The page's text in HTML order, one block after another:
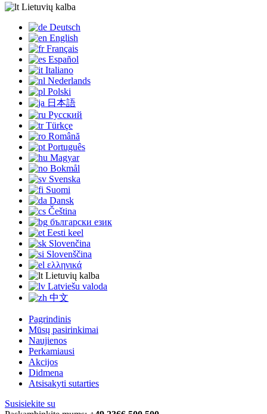
Lietuvių kalba
Deutsch
English
Français
Español
Italiano
Nederlands
Polski
日本語
Русский
Türkçe
Română
Português
Magyar
Bokmål
Svenska
Suomi
Dansk
Čeština
български език
Eesti keel
Slovenčina
Slovenščina
ελληνικά
Lietuvių kalba
Latviešu valoda
中文
Pagrindinis
Mūsų pasirinkimai
Naujienos
Perkamiausi
Akcijos
Didmena
Atsisakyti sutarties
Susisiekite su